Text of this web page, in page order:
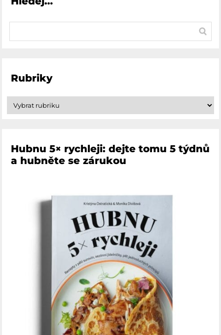
Rubriky
Hubnu 5× rychleji: dejte tomu 5 týdnů
a hubněte se zárukou